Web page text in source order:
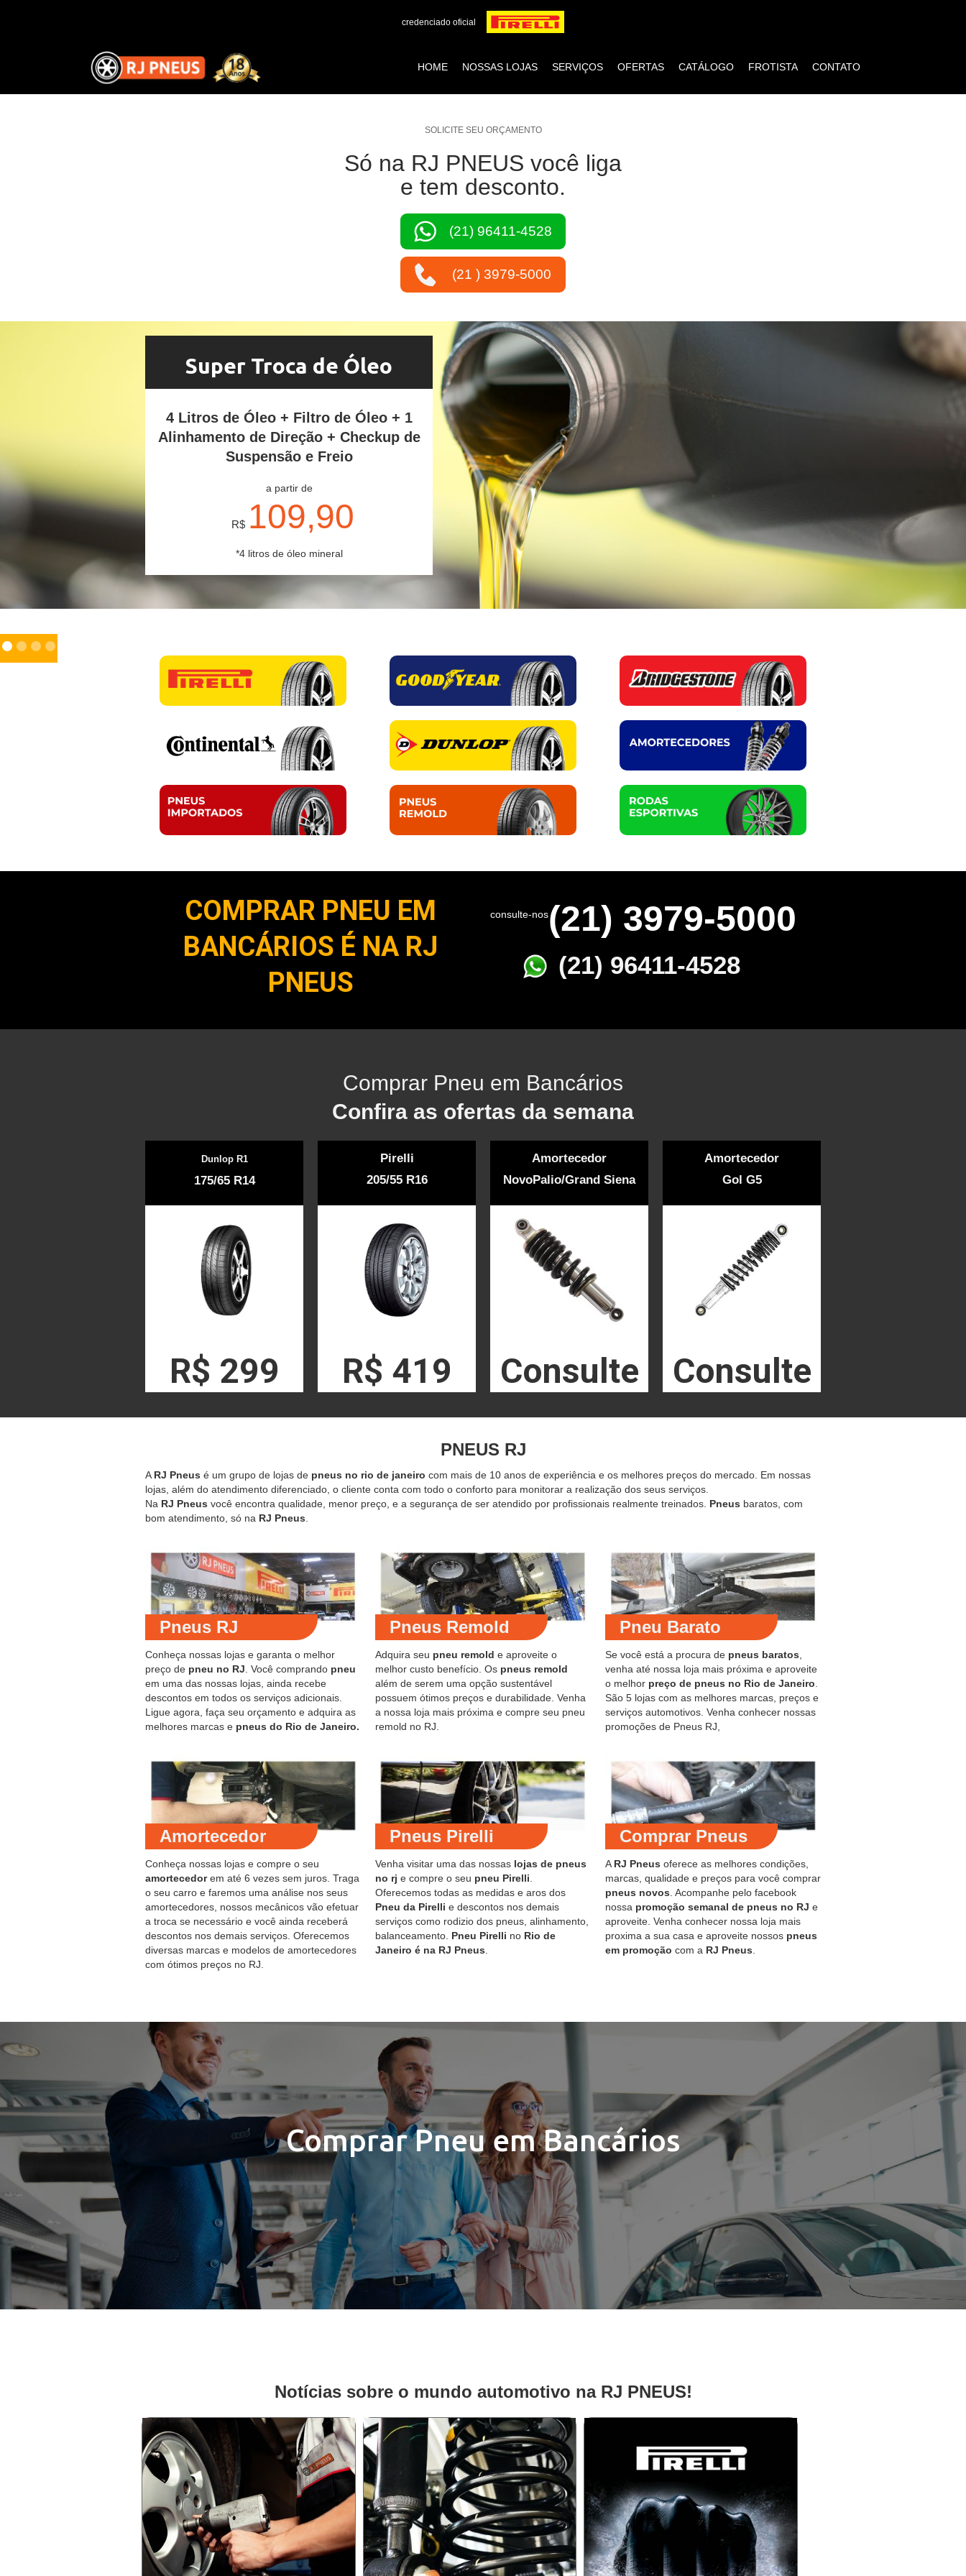
credenciado oficial
HOME NOSSAS LOJAS SERVIÇOS OFERTAS CATÁLOGO FROTISTA CONTATO
SOLICITE SEU ORÇAMENTO
Só na RJ PNEUS você liga
e tem desconto.
(21) 96411-4528
(21 ) 3979-5000
Super Troca de Óleo
4 Litros de Óleo + Filtro de Óleo + 1
Alinhamento de Direção + Checkup de
Suspensão e Freio
a partir de
R$ 109,90
*4 litros de óleo mineral
COMPRAR PNEU EM
BANCÁRIOS É NA RJ
PNEUS
consulte-nos(21) 3979-5000
(21) 96411-4528
Comprar Pneu em Bancários
Confira as ofertas da semana
Dunlop R1
175/65 R14
R$ 299
Pirelli
205/55 R16
R$ 419
Amortecedor
NovoPalio/Grand Siena
Consulte
Amortecedor
Gol G5
Consulte
PNEUS RJ
A RJ Pneus é um grupo de lojas de pneus no rio de janeiro com mais de 10 anos de experiência e os melhores preços do mercado. Em nossas
lojas, além do atendimento diferenciado, o cliente conta com todo o conforto para monitorar a realização dos seus serviços.
Na RJ Pneus você encontra qualidade, menor preço, e a segurança de ser atendido por profissionais realmente treinados. Pneus baratos, com
bom atendimento, só na RJ Pneus
Pneus RJ
Conheça nossas lojas e garanta o melhor
preço de pneu no RJ. Você comprando pneu
em uma das nossas lojas, ainda recebe
descontos em todos os serviços adicionais.
Ligue agora, faça seu orçamento e adquira as
melhores marcas e pneus do Rio de Janeiro.
Pneus Remold
Adquira seu pneu remold e aproveite o
melhor custo benefício. Os pneus remold
além de serem uma opção sustentável
possuem ótimos preços e durabilidade. Venha
a nossa loja mais próxima e compre seu pneu
remold no RJ.
Pneu Barato
Se você está a procura de pneus baratos,
venha até nossa loja mais próxima e aproveite
o melhor preço de pneus no Rio de Janeiro.
São 5 lojas com as melhores marcas, preços e
serviços automotivos. Venha conhecer nossas
promoções de Pneus RJ,
Amortecedor
Conheça nossas lojas e compre o seu
amortecedorem até 6 vezes sem juros. Traga
o seu carro e faremos uma análise nos seus
amortecedores, nossos mecânicos vão efetuar
a troca se necessário e você ainda receberá
descontos nos demais serviços. Oferecemos
diversas marcas e modelos de amortecedores
com ótimos preços no RJ.
Pneus Pirelli
Venha visitar uma das nossas lojas de pneus
no rj e compre o seu pneu Pirelli
Oferecemos todas as medidas e aros dos
Pneu da Pirelli e descontos nos demais
serviços como rodizio dos pneus, alinhamento,
balanceamento. Pneu Pirelli no Rio de
Janeiro é na RJ Pneus
Comprar Pneus
A RJ Pneus oferece as melhores condições,
marcas, qualidade e preços para você comprar
pneus novos . Acompanhe pelo facebook
nossa promoção semanal de pneus no RJ e
aproveite. Venha conhecer nossa loja mais
proxima a sua casa e aproveite nossos pneus
em promoção com a RJ Pneus
Comprar Pneu em Bancários
Notícias sobre o mundo automotivo na RJ PNEUS!